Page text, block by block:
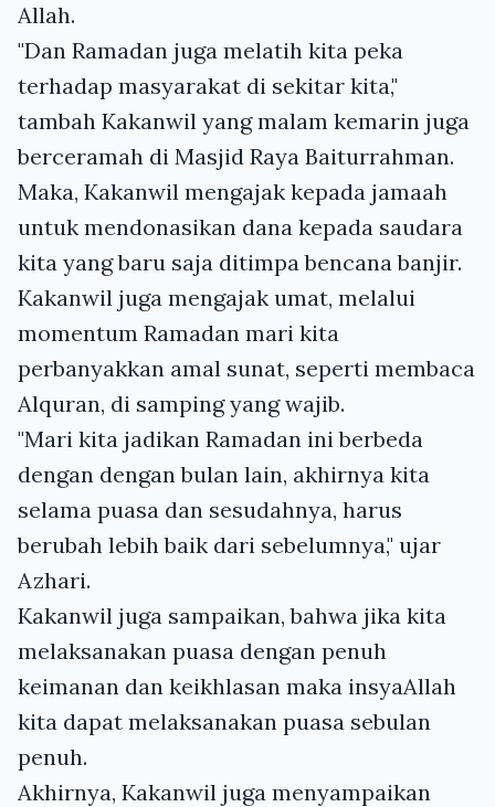
Allah.
"Dan Ramadan juga melatih kita peka
terhadap masyarakat di sekitar kita,"
tambah Kakanwil yang malam kemarin juga
berceramah di Masjid Raya Baiturrahman.
Maka, Kakanwil mengajak kepada jamaah
untuk mendonasikan dana kepada saudara
kita yang baru saja ditimpa bencana banjir.
Kakanwil juga mengajak umat, melalui
momentum Ramadan mari kita
perbanyakkan amal sunat, seperti membaca
Alquran, di samping yang wajib.
"Mari kita jadikan Ramadan ini berbeda
dengan dengan bulan lain, akhirnya kita
selama puasa dan sesudahnya, harus
berubah lebih baik dari sebelumnya," ujar
Azhari.
Kakanwil juga sampaikan, bahwa jika kita
melaksanakan puasa dengan penuh
keimanan dan keikhlasan maka insyaAllah
kita dapat melaksanakan puasa sebulan
penuh.
Akhirnya, Kakanwil juga menyampaikan